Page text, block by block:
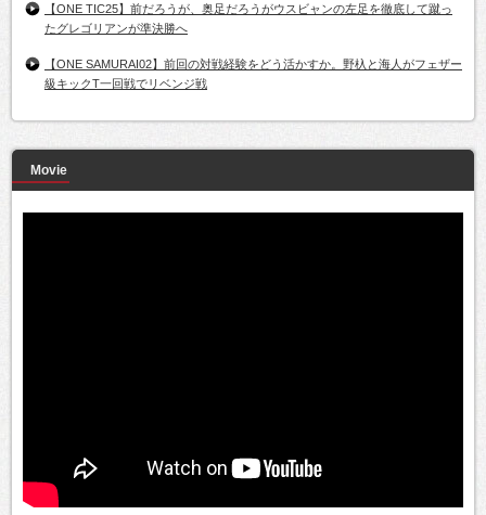
【ONE TIC25】前だろうが、奥足だろうがウスビャンの左足を徹底して蹴っ
たグレゴリアンが準決勝へ
【ONE SAMURAI02】前回の対戦経験をどう活かすか。野杁と海人がフェザー
級キックT一回戦でリベンジ戦
Movie